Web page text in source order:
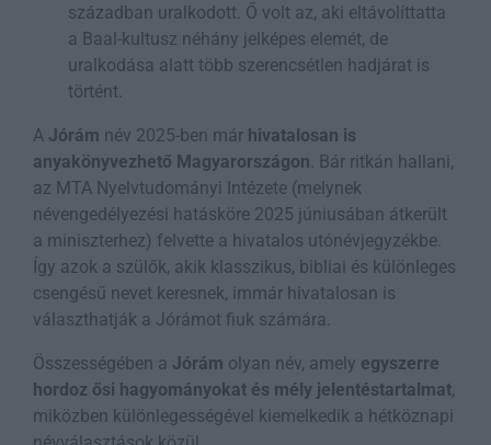
században uralkodott. Ő volt az, aki eltávolíttatta
a Baal-kultusz néhány jelképes elemét, de
uralkodása alatt több szerencsétlen hadjárat is
történt.
A Jórám név 2025-ben már hivatalosan is
anyakönyvezhető Magyarországon . Bár ritkán hallani,
az MTA Nyelvtudományi Intézete (melynek
névengedélyezési hatásköre 2025 júniusában átkerült
a miniszterhez) felvette a hivatalos utónévjegyzékbe.
Így azok a szülők, akik klasszikus, bibliai és különleges
csengésű nevet keresnek, immár hivatalosan is
választhatják a Jórámot fiuk számára.
Összességében a Jórám olyan név, amely egyszerre
hordoz ősi hagyományokat és mély jelentéstartalmat,
miközben különlegességével kiemelkedik a hétköznapi